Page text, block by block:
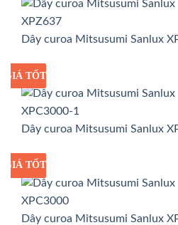
Dây curoa Mitsusumi Sanlux
GIÁ SỈ
GIÁ TỐT
Dây curoa Mitsusumi Sanlux
GIÁ SỈ
GIÁ TỐT
Dây curoa Mitsusumi Sanlux